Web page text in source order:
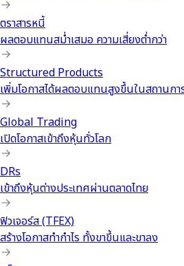
ตราสารหนี้
ผลตอบแทนสม่ำเสมอ ความเสี่ยงต่ำกว่า
Structured Products
เพิ่มโอกาสได้ผลตอบแทนสูงขึ้นในสถานก
Global Trading
เปิดโอกาสเข้าถึงหุ้นทั่วโลก
DRs
เข้าถึงหุ้นต่างประเทศผ่านตลาดไทย
ฟิวเจอร์ส (TFEX)
สร้างโอกาสทำกำไร ทั้งขาขึ้นและขาลง